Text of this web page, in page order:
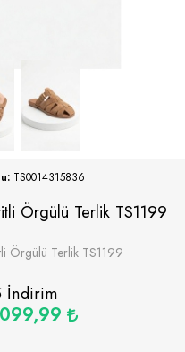
TS0014315836
Örgülü Terlik TS1199
Örgülü Terlik TS1199
İndirim